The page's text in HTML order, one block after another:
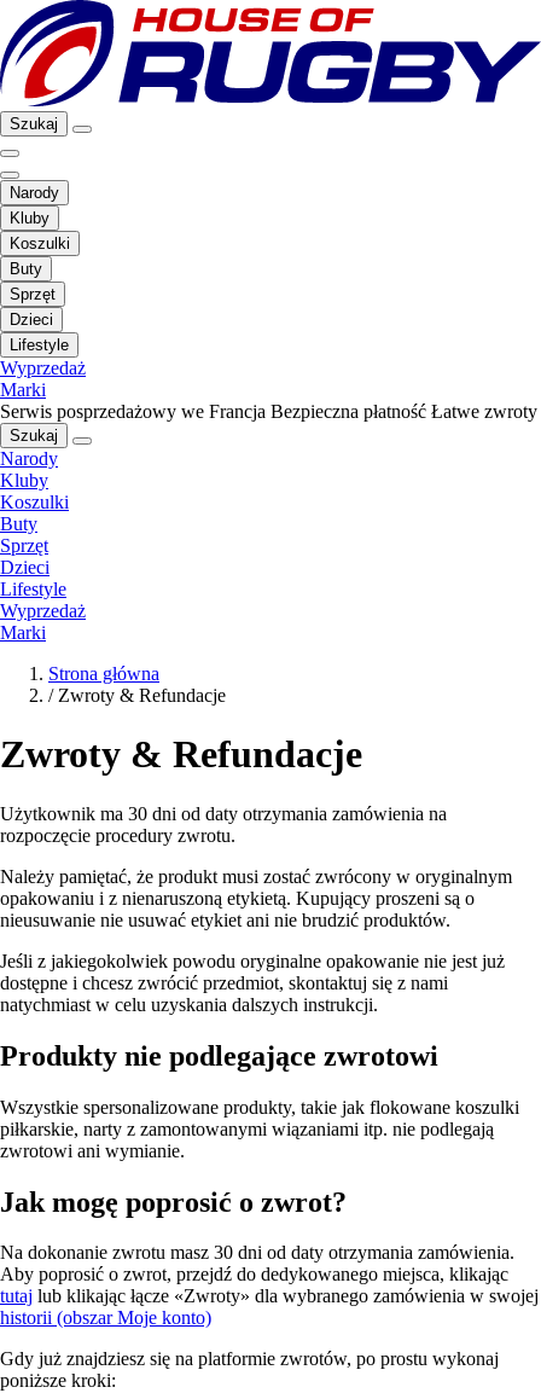
Szukaj
Narody
Kluby
Koszulki
Buty
Sprzęt
Dzieci
Lifestyle
Wyprzedaż
Marki
Serwis posprzedażowy we Francja Bezpieczna płatność Łatwe zwroty
Szukaj
Narody
Kluby
Koszulki
Buty
Sprzęt
Dzieci
Lifestyle
Wyprzedaż
Marki
Strona główna
/ Zwroty & Refundacje
Zwroty & Refundacje
Użytkownik ma 30 dni od daty otrzymania zamówienia na
rozpoczęcie procedury zwrotu.
Należy pamiętać, że produkt musi zostać zwrócony w oryginalnym
opakowaniu i z nienaruszoną etykietą. Kupujący proszeni są o
nieusuwanie nie usuwać etykiet ani nie brudzić produktów.
Jeśli z jakiegokolwiek powodu oryginalne opakowanie nie jest już
dostępne i chcesz zwrócić przedmiot, skontaktuj się z nami
natychmiast w celu uzyskania dalszych instrukcji.
Produkty nie podlegające zwrotowi
Wszystkie spersonalizowane produkty, takie jak flokowane koszulki
piłkarskie, narty z zamontowanymi wiązaniami itp. nie podlegają
zwrotowi ani wymianie.
Jak mogę poprosić o zwrot?
Na dokonanie zwrotu masz 30 dni od daty otrzymania zamówienia.
Aby poprosić o zwrot, przejdź do dedykowanego miejsca, klikając
tutaj lub klikając łącze «Zwroty» dla wybranego zamówienia w swojej
historii (obszar Moje konto)
Gdy już znajdziesz się na platformie zwrotów, po prostu wykonaj
poniższe kroki: